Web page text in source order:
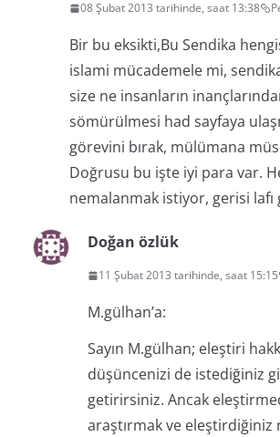
08 Şubat 2013 tarihinde, saat 13:38
Bir bu eksikti,Bu Sendika
islami mücademele mi,
size ne insanların
sömürülmesi had sayfaya
görevini bırak, mülümana
Doğrusu bu işte iyi para var.
nemalanmak istiyor, gerisi lafı
Doğan özlük
11 Şubat 2013 tarihinde, saat 15:15
M.gülhan’a:
Sayın M.gülhan; eleştiri
düşüncenizi de istediğiniz
getirirsiniz. Ancak
araştırmak ve eleştirdiğiniz